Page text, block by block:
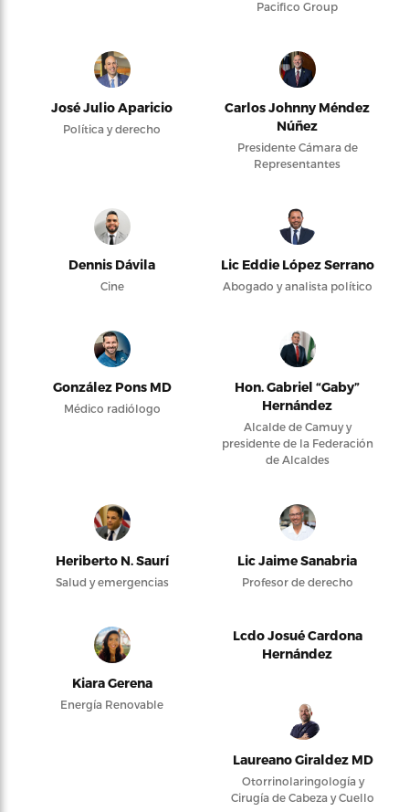
Pacifico Group
José Julio Aparicio
Política y derecho
Carlos Johnny Méndez
Núñez
Presidente Cámara de
Representantes
Dennis Dávila
Cine
Lic Eddie López Serrano
Abogado y analista político
González Pons MD
Médico radiólogo
Hon. Gabriel “Gaby”
Hernández
Alcalde de Camuy y
presidente de la Federación
de Alcaldes
Heriberto N. Saurí
Salud y emergencias
Lic Jaime Sanabria
Profesor de derecho
Kiara Gerena
Energía Renovable
Lcdo Josué Cardona
Hernández
Laureano Giraldez MD
Otorrinolaringología y
Cirugía de Cabeza y Cuello